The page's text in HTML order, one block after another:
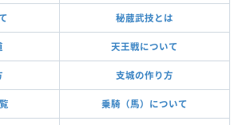
秘蔵武技とは
天王戦について
支城の作り方
乗騎（馬）について